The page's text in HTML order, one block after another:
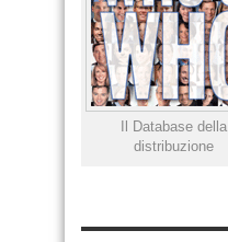
Il Database della
distribuzione